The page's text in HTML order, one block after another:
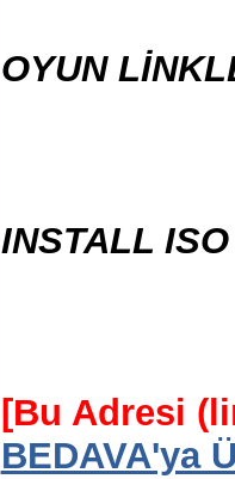
OYUN
INSTALL ISO
[Bu Adresi
BEDAVA'ya